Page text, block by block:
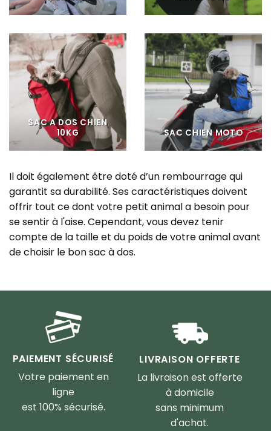
SAC A DOS CHIEN
10KG
SAC CHIEN MOTO
Il doit également être doté d’un rembourrage qui
garantit sa durabilité. Ses caractéristiques doivent
offrir tout ce dont votre petit animal a besoin pour
se sentir à l'aise. Cependant, vous devez tenir
compte de la taille et du poids de votre animal avant
de choisir le bon sac à dos.
PAIEMENT SÉCURISÉ
Votre paiement en
ligne
est 100% sécurisé.
LIVRAISON OFFERTE
La livraison est offerte
à domicile
sans minimum
d'achat.